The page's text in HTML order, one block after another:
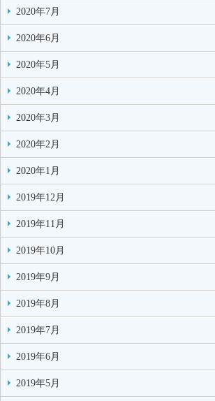
2020年7月
2020年6月
2020年5月
2020年4月
2020年3月
2020年2月
2020年1月
2019年12月
2019年11月
2019年10月
2019年9月
2019年8月
2019年7月
2019年6月
2019年5月